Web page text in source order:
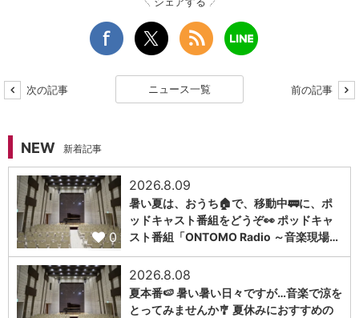
次の記事 ニュース一覧 前の記事
NEW 新着記事
0
2026.8.09
暑い夏は、おうち🏠で、移動中🚃に、ポ
ッドキャスト番組をどうぞ👀 ポッドキャ
スト番組「ONTOMO Radio ～音楽現場…
2026.8.08
夏本番🍉 暑い暑い日々ですが…音楽で涼を
とってみませんか🎐 夏休みにおすすめの